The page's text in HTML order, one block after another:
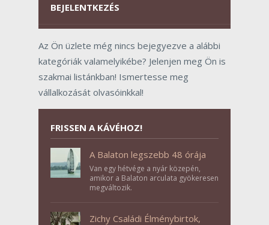
BEJELENTKEZÉS
Az Ön üzlete még nincs bejegyezve a alábbi
kategóriák valamelyikébe? Jelenjen meg Ön is
szakmai listánkban! Ismertesse meg
vállalkozását olvasóinkkal!
FRISSEN A KÁVÉHOZ!
A Balaton legszebb 48 órája
Van egy hétvége a nyár közepén,
amikor a Balaton arculata gyökeresen
megváltozik.
Zichy Családi Élménybirtok,